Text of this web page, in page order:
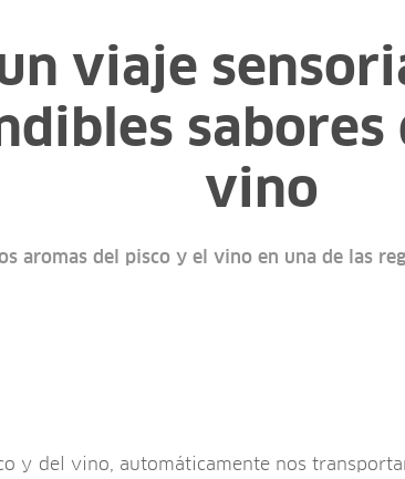
un viaje
sabores
vino
aromas del pisco y el vino en una de las
y del vino, automáticamente nos